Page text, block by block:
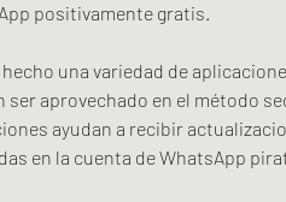
positivamente gratis.
hecho una variedad de
ser aprovechado en el método
ayudan a recibir
en la cuenta de WhatsApp